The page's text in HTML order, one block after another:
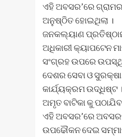
ଏହି ଅବସର’ରେ
ଅନୁଷ୍ଠିତ ହୋଇଥିଲା ।
ଜନକଲ୍ୟାଣ ପ୍ରତିଷ୍ଠାନ
ଅଧିକାରୀ କ୍ୟାପଟେନ
ସଂଗ୍ରହ ଉପରେ
ଦେଶର ସେବା ଓ
କାର୍ଯ୍ୟକ୍ରମ ଉଦ୍ଧିଷ୍ଟ
ଅମୃତ ବାଟିକା କୁ
ଏହି ଅବସର’ରେ
ଉପଢୌକନ ଦେଇ